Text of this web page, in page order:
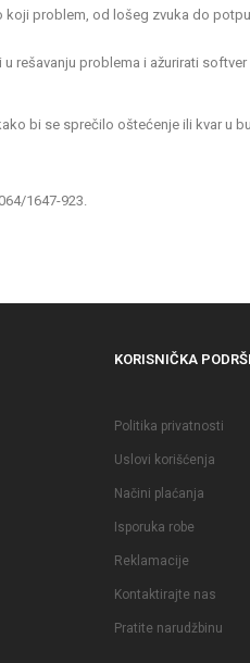
problem, od lošeg zvuka do
rešavanju problema i ažurirati softver
bi se sprečilo oštećenje ili kvar u
1647-923.
KORISNIČKA
Politika privatnosti
Uslovi korišćenja
Načini plaćanja
Isporuka robe
Reklamacije
Kontaktirajte nas
Pratite narudžbinu